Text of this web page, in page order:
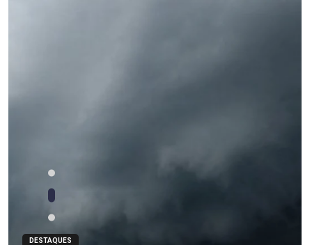
DESTAQUES